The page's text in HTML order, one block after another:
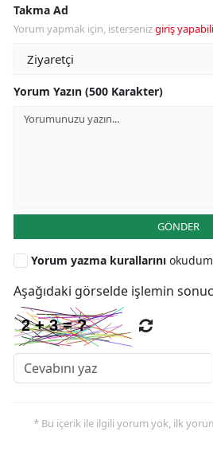
Takma Ad
Yorum yapmak için, istersenizgiriş
Yorum Yazın (500 Karakter)
GÖNDER
Yorum yazma kurallarını
Aşağıdaki görselde işlemin
* Bu içerik ile ilgili yorum yok, ilk